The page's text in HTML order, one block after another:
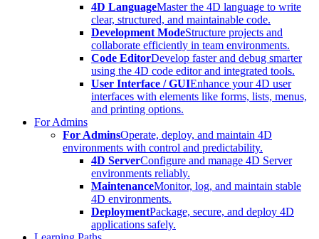
4D LanguageMaster the 4D language to write
clear, structured, and maintainable code.
Development ModeStructure projects and
collaborate efficiently in team environments.
Code EditorDevelop faster and debug smarter
using the 4D code editor and integrated tools.
User Interface / GUIEnhance your 4D user
interfaces with elements like forms, lists, menus,
and printing options.
For Admins
For AdminsOperate, deploy, and maintain 4D
environments with control and predictability.
4D ServerConfigure and manage 4D Server
environments reliably.
MaintenanceMonitor, log, and maintain stable
4D environments.
DeploymentPackage, secure, and deploy 4D
applications safely.